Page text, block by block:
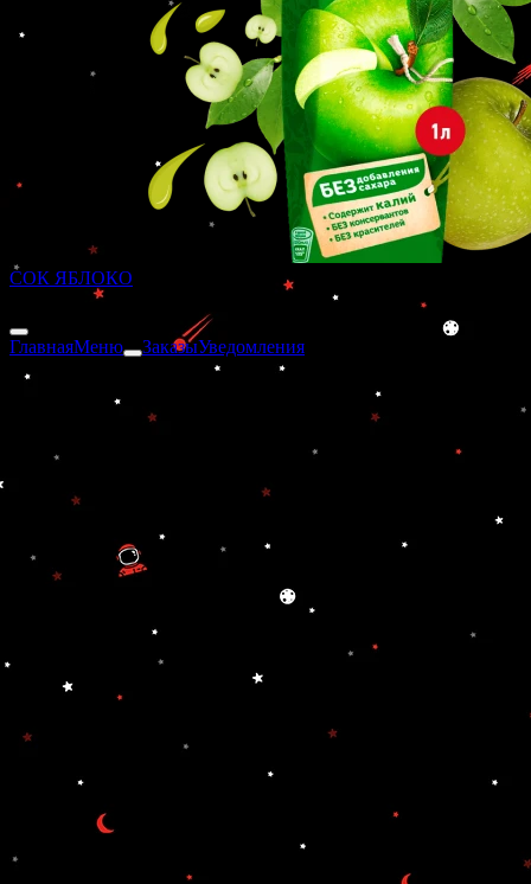
СОК ЯБЛОКО
ГлавнаяМеню ЗаказыУведомления